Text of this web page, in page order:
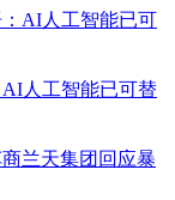
人工智能已可替